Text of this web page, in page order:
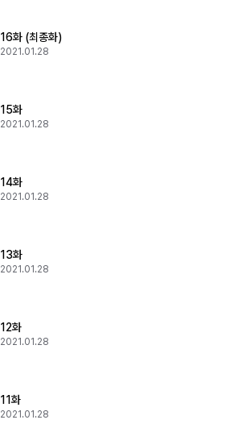
16화 (최종화)
2021.01.28
15화
2021.01.28
14화
2021.01.28
13화
2021.01.28
12화
2021.01.28
11화
2021.01.28